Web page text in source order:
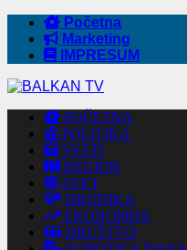
Početna
Marketing
IMPRESUM
POČETNA
POLITIKA
VESTI
REGION
SVET
HRONIKA
EKONOMIJA
DRUŠTVO